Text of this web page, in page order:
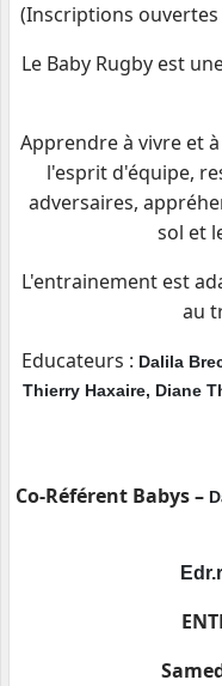
(Inscriptions
Le Baby Rugby est
Apprendre à vivre et
l'esprit d'équipe,
adversaires,
sol et
L'entrainement est
au
Educateurs : Dalila
Thierry Haxaire, Diane
Co-Référent Babys –